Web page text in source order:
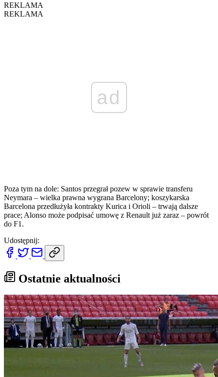
REKLAMA
REKLAMA
ad
Poza tym na dole: Santos przegrał pozew w sprawie transferu
Neymara – wielka prawna wygrana Barcelony; koszykarska
Barcelona przedłużyła kontrakty Kurica i Orioli – trwają dalsze
prace; Alonso może podpisać umowę z Renault już zaraz – powrót
do F1.
Udostępnij:
Ostatnie aktualności